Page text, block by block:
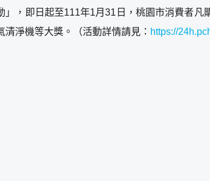
，即日起至111年1月31日，桃園市消費者
淨機等大獎。
（活動詳情請見： https://